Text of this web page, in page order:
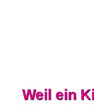
Weil ein